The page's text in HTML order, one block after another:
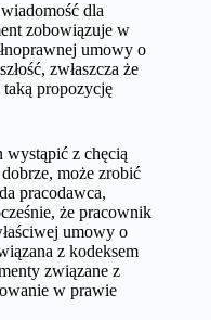
dla
zobowiązuje w
umowy o
zwłaszcza że
propozycję
wystąpić z chęcią
może zrobić
pracodawca,
że pracownik
umowy o
z kodeksem
związane z
w prawie